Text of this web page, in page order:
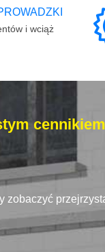
i wciąż
cennikiem
zobaczyć